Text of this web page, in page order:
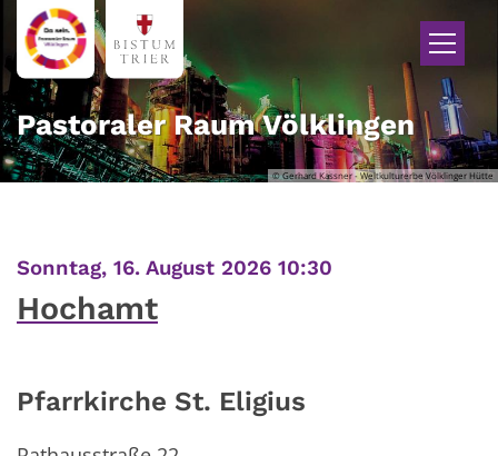
Zum Inhalt springen
© Gerhard Kassner - Weltkulturerbe Völklinger Hütte
Pastoraler Raum Völklingen
Sonntag, 16. August 2026 10:30
Hochamt
Pfarrkirche St. Eligius